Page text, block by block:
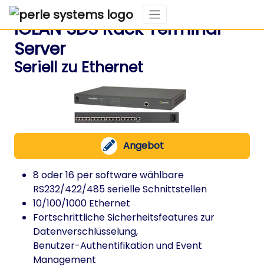
IOLAN SDS Rack Terminal
Server
Seriell zu Ethernet
Angebot
8 oder 16 per software wählbare
RS232/422/485 serielle Schnittstellen
10/100/1000 Ethernet
Fortschrittliche Sicherheitsfeatures zur
Datenverschlüsselung,
Benutzer-Authentifikation und Event
Management